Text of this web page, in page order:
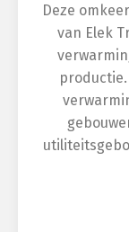
Deze
van Elek